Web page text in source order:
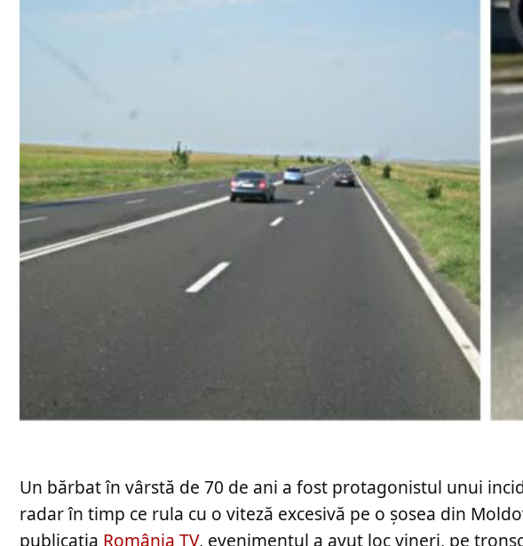
Un bărbat în vârstă de 70 de ani a fost protagonistul unui
radar în timp ce rula cu o viteză excesivă pe o șosea din
publicația România TV, evenimentul a avut loc vineri, pe